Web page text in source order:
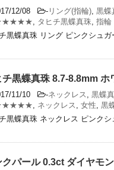
12/08 - リング(指輪), 黒蝶
, タヒチ黒蝶真珠, 指輪
黒蝶真珠 リング ピンクシ
チ黒蝶真珠 8.7-8.8mm
11/10 -ネックレス , 黒蝶
, ネックレス , 女性, 黒
黒蝶真珠 ネックレス ピン
クパール 0.3ct ダイヤモ